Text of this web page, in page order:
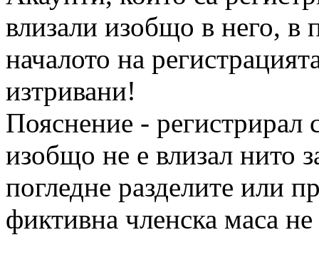
влизали изобщо в него, в
началото на
изтривани!
Пояснение -
изобщо не е влизал нито
погледне разделите или
фиктивна членска маса